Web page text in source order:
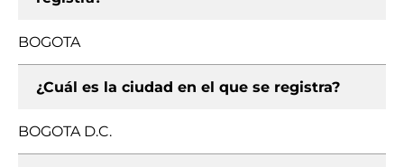
BOGOTA
¿Cuál es la ciudad en el que se registra?
BOGOTA D.C.